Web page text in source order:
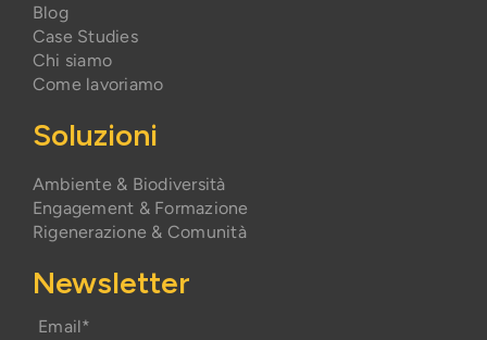
Blog
Case Studies
Chi siamo
Come lavoriamo
Soluzioni
Ambiente & Biodiversità
Engagement & Formazione
Rigenerazione & Comunità
Newsletter
Email*